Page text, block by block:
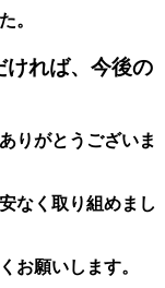
。
ければ、今後の
りがとうございま
なく取り組めまし
お願いします。